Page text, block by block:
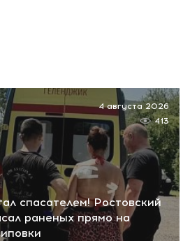
спасателем! Ростовский
раненых прямо на
4 августа 2026
413